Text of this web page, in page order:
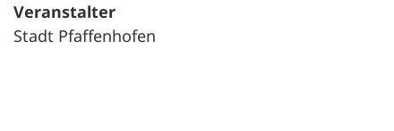
Veranstalter
Stadt Pfaffenhofen